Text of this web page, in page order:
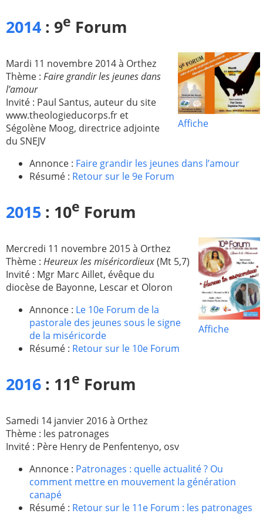
2014 : 9e Forum
Affiche
Mardi 11 novembre 2014 à Orthez
Thème : Faire grandir les jeunes dans
l’amour
Invité : Paul Santus, auteur du site
www.theologieducorps.fr et
Ségolène Moog, directrice adjointe
du SNEJV
Annonce : Faire grandir les jeunes dans l’amour
Résumé : Retour sur le 9e Forum
2015 : 10e Forum
Affiche
Mercredi 11 novembre 2015 à Orthez
Thème : Heureux les miséricordieux(Mt 5,7)
Invité : Mgr Marc Aillet, évêque du
diocèse de Bayonne, Lescar et Oloron
Annonce : Le 10e Forum de la
pastorale des jeunes sous le signe
de la miséricorde
Résumé : Retour sur le 10e Forum
2016 : 11e Forum
Samedi 14 janvier 2016 à Orthez
Thème : les patronages
Invité : Père Henry de Penfentenyo, osv
Annonce : Patronages : quelle actualité ? Ou
comment mettre en mouvement la génération
canapé
Résumé : Retour sur le 11e Forum : les patronages